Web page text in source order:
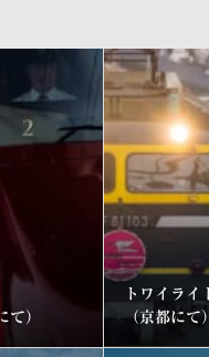
て）
トワイライ
（京都にて）